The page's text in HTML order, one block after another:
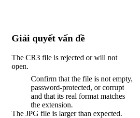
Giải quyết vấn đề
The CR3 file is rejected or will not
open.
Confirm that the file is not empty,
password-protected, or corrupt
and that its real format matches
the extension.
The JPG file is larger than expected.